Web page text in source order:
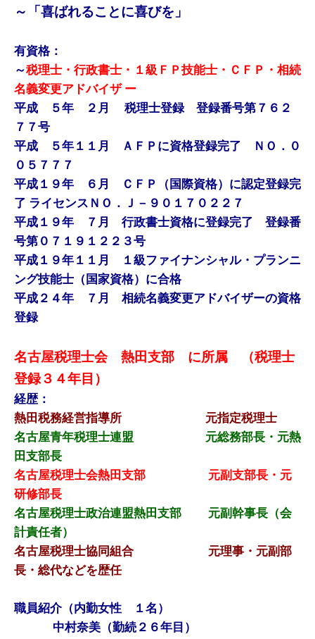
～「喜ばれることに喜びを」
有資格：
～税理士・行政書士・１級ＦＰ技能士・ＣＦＰ・相続
名義変更アドバイザ ー
平成 ５年 ２月 税理士登録 登録番号第７６２
７７号
平成 ５年１１月 ＡＦＰに資格登録完了 ＮＯ．０
０５７７７
平成１９年 ６月 ＣＦＰ（国際資格）に認定登録完
了 ライセンスＮＯ．Ｊ－９０１７０２２７
平成１９年 ７月 行政書士資格に登録完了 登録番
号第０７１９１２２３号
平成１９年１１月 １級ファイナンシャル・プランニ
ング技能士（国家資格）に合格
平成２４年 ７月 相続名義変更アドバイザーの資格
登録
名古屋税理士会 熱田支部 に所属 （税理士
登録３４年目）
経歴：
熱田税務経営指導所 元指定税理士
名古屋青年税理士連盟 元総務部長・元熱
田支部長
名古屋税理士会熱田支部 元副支部長・元
研修部長
名古屋税理士政治連盟熱田支部 元副幹事長（会
計責任者）
名古屋税理士協同組合 元理事・元副部
長・総代などを歴任
職員紹介（内勤女性 １名）
中村奈美（勤続２６年目）